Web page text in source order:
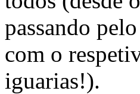
passando pelo
com o
iguarias!).